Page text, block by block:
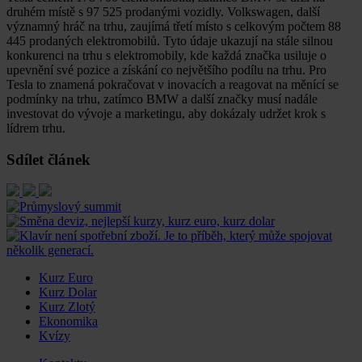
druhém místě s 97 525 prodanými vozidly. Volkswagen, další
významný hráč na trhu, zaujímá třetí místo s celkovým počtem 88
445 prodaných elektromobilů. Tyto údaje ukazují na stále silnou
konkurenci na trhu s elektromobily, kde každá značka usiluje o
upevnění své pozice a získání co největšího podílu na trhu. Pro
Tesla to znamená pokračovat v inovacích a reagovat na měnící se
podmínky na trhu, zatímco BMW a další značky musí nadále
investovat do vývoje a marketingu, aby dokázaly udržet krok s
lídrem trhu.
Sdílet článek
Kurz Euro
Kurz Dolar
Kurz Zlotý
Ekonomika
Kvízy